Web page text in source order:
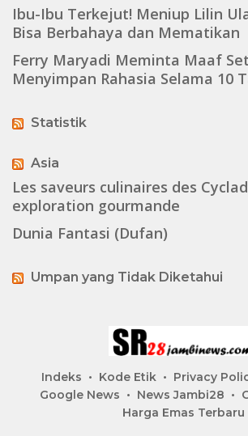
Ibu-Ibu Terkejut! Meniup Lilin
Bisa Berbahaya dan Mematikan
Ferry Maryadi Meminta Maaf
Menyimpan Rahasia Selama 10
Statistik
Asia
Les saveurs culinaires des
exploration gourmande
Dunia Fantasi (Dufan)
Umpan yang Tidak Diketahui
Indeks Kode Etik Privacy
Google News
News Jambi28
Harga Emas Terbaru